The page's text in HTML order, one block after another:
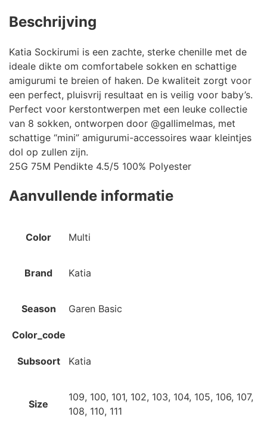
Beschrijving
Katia Sockirumi is een zachte, sterke chenille met de
ideale dikte om comfortabele sokken en schattige
amigurumi te breien of haken. De kwaliteit zorgt voor
een perfect, pluisvrij resultaat en is veilig voor baby’s.
Perfect voor kerstontwerpen met een leuke collectie
van 8 sokken, ontworpen door @gallimelmas, met
schattige “mini” amigurumi-accessoires waar kleintjes
dol op zullen zijn.
25G 75M Pendikte 4.5/5 100% Polyester
Aanvullende informatie
Color Multi
Brand Katia
Season Garen Basic
Color_code
Subsoort Katia
Size
109, 100, 101, 102, 103, 104, 105, 106, 107,
108, 110, 111